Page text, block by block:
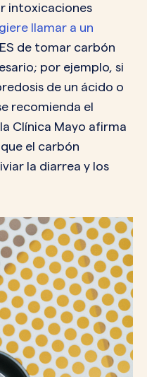
intoxicaciones
llamar a un
de tomar carbón
por ejemplo, si
de un ácido o
recomienda el
Clínica Mayo afirma
el carbón
la diarrea y los